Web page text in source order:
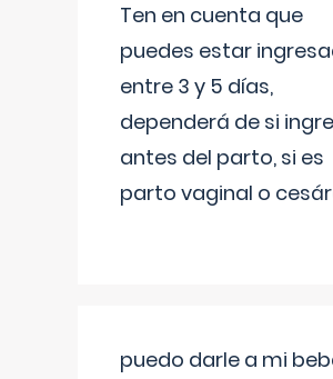
Ten en cuenta que
puedes estar
entre 3 y 5 días,
dependerá de si
antes del parto, si es
parto vaginal o
puedo darle a mi